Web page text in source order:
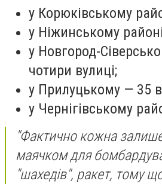
у Корюківському
у Ніжинському
у Новгород-
чотири вулиці;
у Прилуцькому — 35
у Чернігівському
"Фактично кожна
маячком для
"шахедів", ракет, тому